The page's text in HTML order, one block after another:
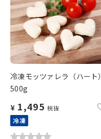
冷凍モッツァレラ（ハート）
500g
¥ 1,495 税抜
冷凍